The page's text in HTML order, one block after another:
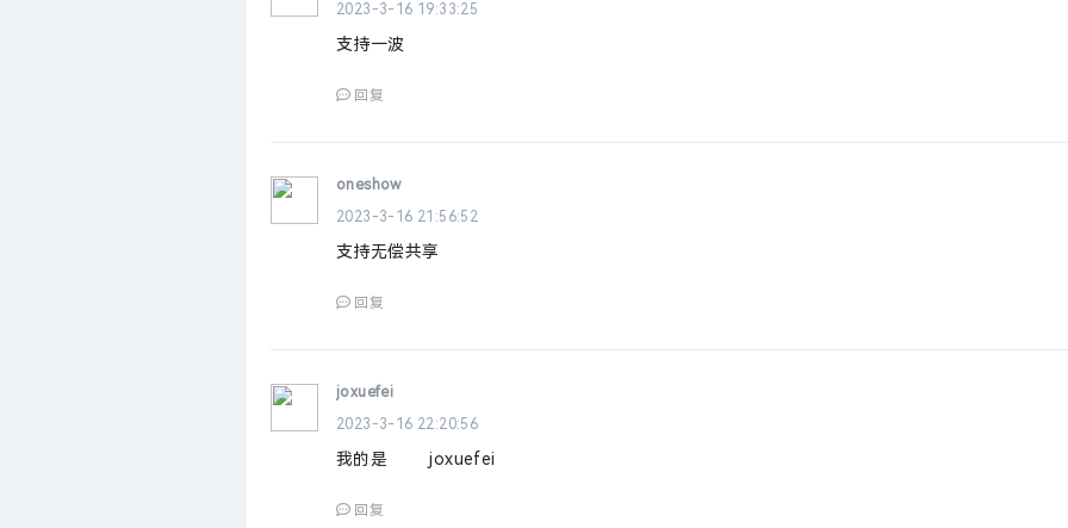
2023-3-16 19:33:25
支持一波
回复
oneshow
2023-3-16 21:56:52
支持无偿共享
回复
joxuefei
2023-3-16 22:20:56
我的是 joxuefei
回复